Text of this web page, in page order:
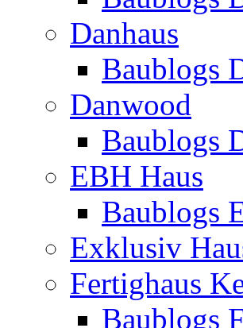
Danhaus
Baublogs
Danwood
Baublogs
EBH Haus
Baublogs
Exklusiv
Fertighaus
Baublogs